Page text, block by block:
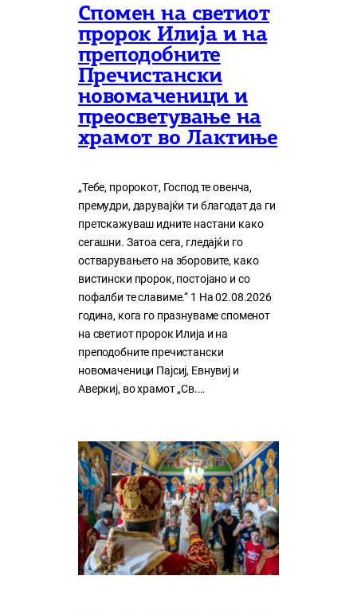
Спомен на светиот
пророк Илија и на
преподобните
Пречистански
новомаченици и
преосветување на
храмот во Лактиње
„Тебе, пророкот, Господ те овенча,
премудри, дарувајќи ти благодат да ги
претскажуваш идните настани како
сегашни. Затоа сега, гледајќи го
остварувањето на зборовите, како
вистински пророк, постојано и со
пофалби те славиме.“ 1 На 02.08.2026
година, кога го празнуваме споменот
на светиот пророк Илија и на
преподобните пречистански
новомаченици Пајсиј, Евнувиј и
Аверкиј, во храмот „Св.…